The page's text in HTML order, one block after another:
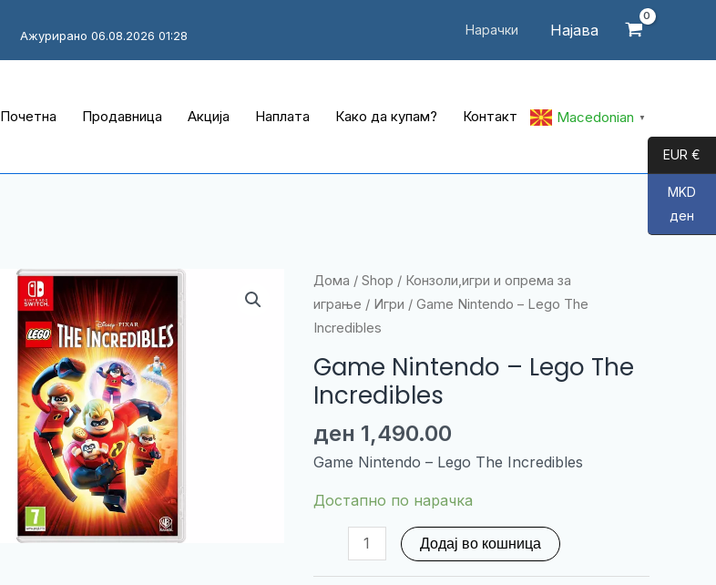
Нарачки Најава
Ажурирано 06.08.2026 01:28
Почетна Продавница Акција Наплата Како да купам? Контакт Macedonian ▼
Дома / Shop / Конзоли,игри и опрема за
играње / Игри / Game Nintendo – Lego The
Incredibles
Game Nintendo – Lego The
Incredibles
ден 1,490.00
Game Nintendo – Lego The Incredibles
Достапно по нарачка
Nintendo
Додај во кошница
EUR €
MKD
ден